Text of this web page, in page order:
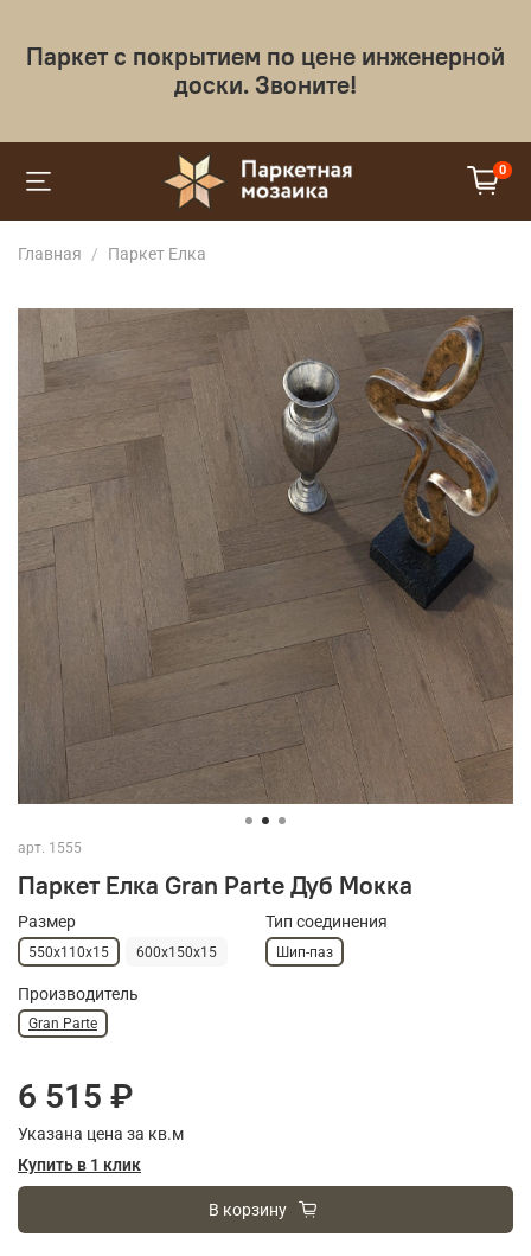
Паркет с покрытием по цене инженерной
доски. Звоните!
0
Главная Паркет Елка
арт. 1555
Паркет Елка Gran Parte Дуб Мокка
Размер
550х110х15 600х150х15
Тип соединения
Шип-паз
Производитель
Gran Parte
6 515 ₽
Указана цена за кв.м
Купить в 1 клик
В корзину